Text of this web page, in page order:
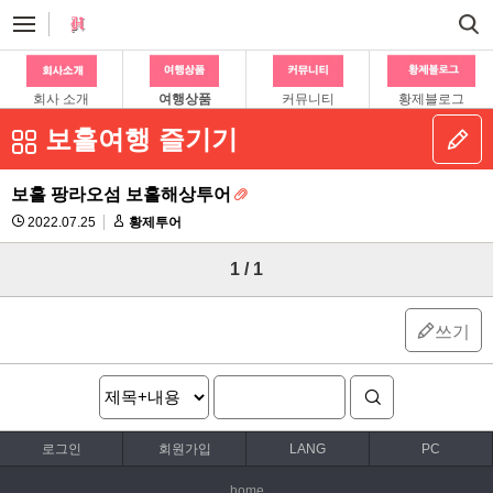
회사 소개 여행상품 커뮤니티 황제블로그
보홀여행 즐기기
보홀 팡라오섬 보홀해상투어
2022.07.25 황제투어
1 / 1
쓰기
로그인 회원가입 LANG PC